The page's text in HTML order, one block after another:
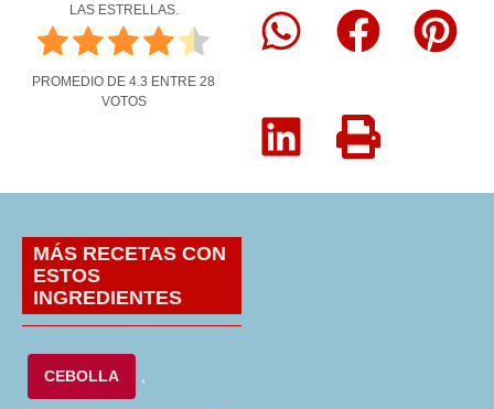
LAS ESTRELLAS.
PROMEDIO DE 4.3 ENTRE 28
VOTOS
MÁS RECETAS CON
ESTOS
INGREDIENTES
CEBOLLA ,